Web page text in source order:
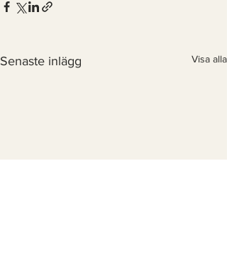
Senaste inlägg Visa alla